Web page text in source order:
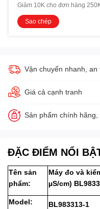
Giảm 10K cho đơn hàng
Sao chép
Vận chuyển nhanh, an
Giá cả cạnh tranh
Sản phẩm chính hãng,
ĐẶC ĐIỂM NỔI
Tên sản
phẩm:
Máy đo và
µS/cm)
Model:
BL983313-1